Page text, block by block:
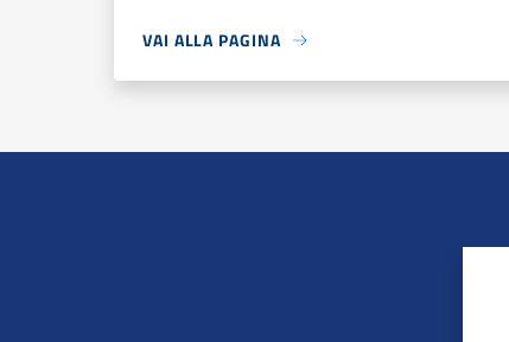
VAI ALLA PAGINA